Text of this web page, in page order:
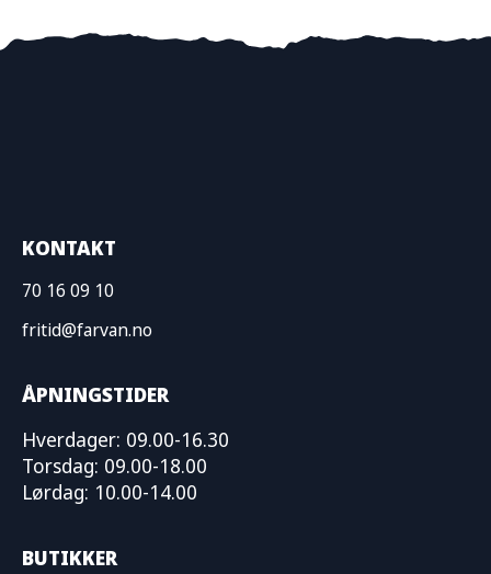
KONTAKT
70 16 09 10
fritid@farvan.no
ÅPNINGSTIDER
Hverdager: 09.00-16.30
Torsdag: 09.00-18.00
Lørdag: 10.00-14.00
BUTIKKER